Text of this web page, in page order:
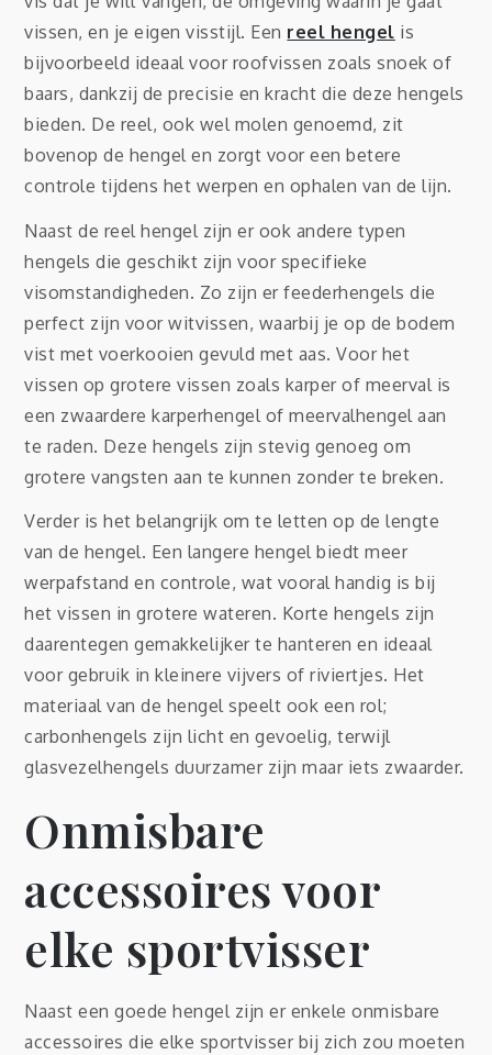
vissen, en je eigen visstijl. Een reel hengel is
bijvoorbeeld ideaal voor roofvissen zoals snoek of
baars, dankzij de precisie en kracht die deze hengels
bieden. De reel, ook wel molen genoemd, zit
bovenop de hengel en zorgt voor een betere
controle tijdens het werpen en ophalen van de lijn.
Naast de reel hengel zijn er ook andere typen
hengels die geschikt zijn voor specifieke
visomstandigheden. Zo zijn er feederhengels die
perfect zijn voor witvissen, waarbij je op de bodem
vist met voerkooien gevuld met aas. Voor het
vissen op grotere vissen zoals karper of meerval is
een zwaardere karperhengel of meervalhengel aan
te raden. Deze hengels zijn stevig genoeg om
grotere vangsten aan te kunnen zonder te breken.
Verder is het belangrijk om te letten op de lengte
van de hengel. Een langere hengel biedt meer
werpafstand en controle, wat vooral handig is bij
het vissen in grotere wateren. Korte hengels zijn
daarentegen gemakkelijker te hanteren en ideaal
voor gebruik in kleinere vijvers of riviertjes. Het
materiaal van de hengel speelt ook een rol;
carbonhengels zijn licht en gevoelig, terwijl
glasvezelhengels duurzamer zijn maar iets zwaarder.
Onmisbare
accessoires voor
elke sportvisser
Naast een goede hengel zijn er enkele onmisbare
accessoires die elke sportvisser bij zich zou moeten